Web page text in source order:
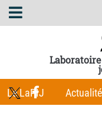
Le LaPIJ